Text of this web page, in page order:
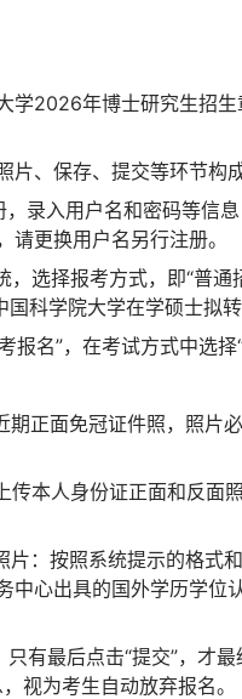
学2026年博士研究生招
、保存、提交等环节构
录入用户名和密码等信息
更换用户名另行注册。
选择报考方式，即“普
科学院大学在学硕士拟转
名”，在考试方式中选择
正面免冠证件照，照片
本人身份证正面和反面
：按照系统提示的格式
心出具的国外学历学
有最后点击“提交”，才
视为考生自动放弃报名。